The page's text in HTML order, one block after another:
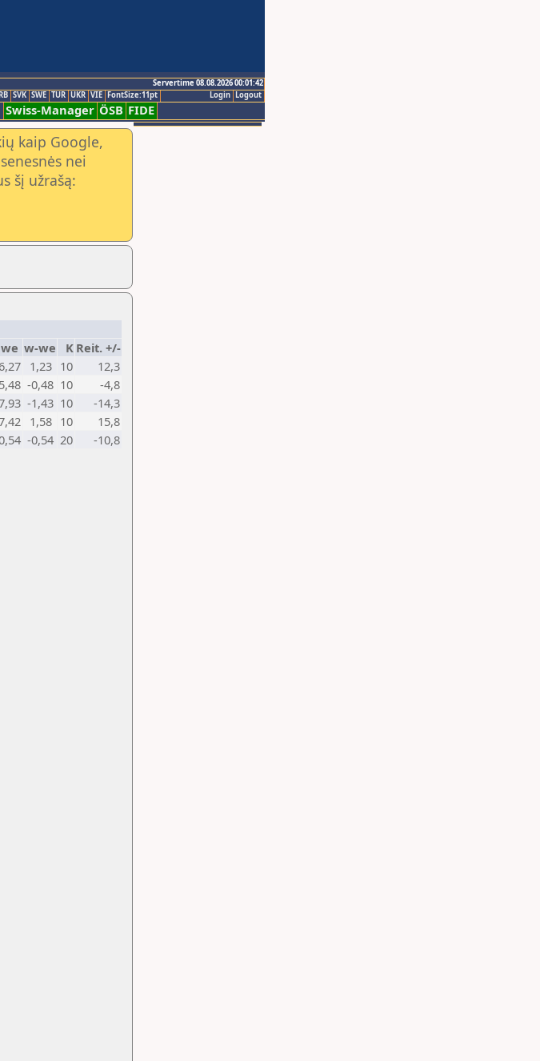
Servertime 08.08.2026 00:01:42
Logout
Login
SVK SWE TUR UKR VIE FontSize:11pt
Swiss-Manager ÖSB FIDE
kaip Google,
nei
šį užrašą:
we w-we K Reit. +/-
6,27 1,23 10
12,3
5,48 -0,48 10
-4,8
-1,43 10
-14,3
1,58 10
15,8
-0,54 20 -10,8